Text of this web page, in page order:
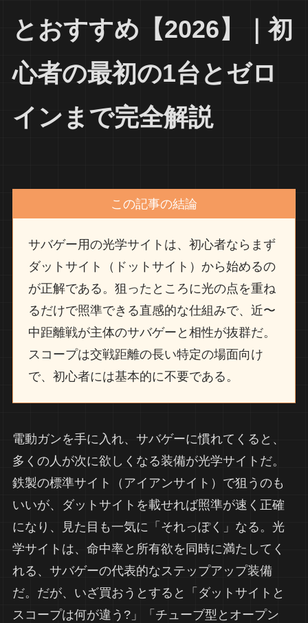
とおすすめ【2026】｜初
心者の最初の1台とゼロ
インまで完全解説
この記事の結論
サバゲー用の光学サイトは、初心者ならまず
ダットサイト（ドットサイト）から始めるの
が正解である。狙ったところに光の点を重ね
るだけで照準できる直感的な仕組みで、近〜
中距離戦が主体のサバゲーと相性が抜群だ。
スコープは交戦距離の長い特定の場面向け
で、初心者には基本的に不要である。
電動ガンを手に入れ、サバゲーに慣れてくると、
多くの人が次に欲しくなる装備が光学サイトだ。
鉄製の標準サイト（アイアンサイト）で狙うのも
いいが、ダットサイトを載せれば照準が速く正確
になり、見た目も一気に「それっぽく」なる。光
学サイトは、命中率と所有欲を同時に満たしてく
れる、サバゲーの代表的なステップアップ装備
だ。だが、いざ買おうとすると「ダットサイトと
スコープは何が違う?」「チューブ型とオープン